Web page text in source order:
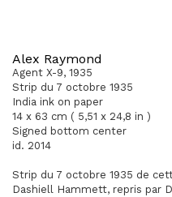
Alex Raymond
Agent X-9, 1935
Strip du 7 octobre 1935
India ink on paper
14 x 63 cm ( 5,51 x 24,8 in )
Signed bottom center
id. 2014
Strip du 7 octobre 1935 de
Dashiell Hammett, repris par